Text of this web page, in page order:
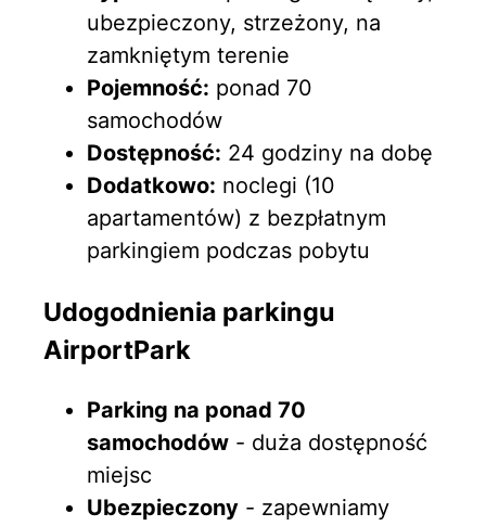
ubezpieczony, strzeżony, na
zamkniętym terenie
Pojemność: ponad 70
samochodów
Dostępność: 24 godziny na dobę
Dodatkowo: noclegi (10
apartamentów) z bezpłatnym
parkingiem podczas pobytu
Udogodnienia parkingu
AirportPark
Parking na ponad 70
samochodów - duża dostępność
miejsc
Ubezpieczony - zapewniamy